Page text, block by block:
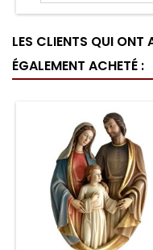
LES CLIENTS QUI ONT
ÉGALEMENT ACHETÉ :